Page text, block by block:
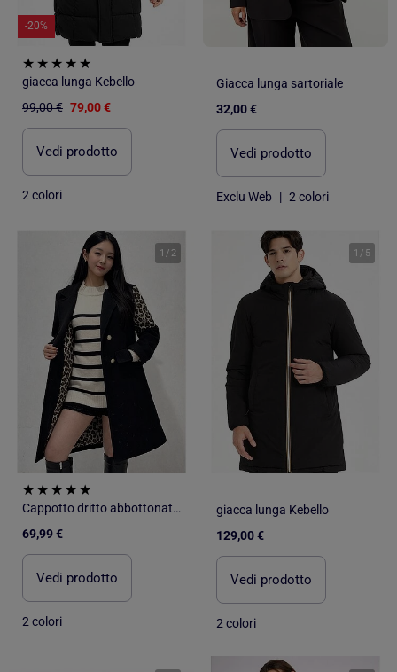
-20%
giacca lunga Kebello
99,00 € 79,00 €
Vedi prodotto
2 colori
Giacca lunga sartoriale
32,00 €
Vedi prodotto
Exclu Web | 2 colori
1 / 2
Cappotto dritto abbottonato Kebello
69,99 €
Vedi prodotto
2 colori
1 / 5
giacca lunga Kebello
129,00 €
Vedi prodotto
2 colori